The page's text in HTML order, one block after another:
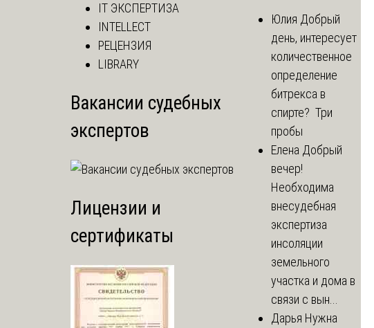
IT ЭКСПЕРТИЗА
INTELLECT
РЕЦЕНЗИЯ
LIBRARY
Вакансии судебных
экспертов
Лицензии и
сертификаты
Юлия Добрый
день, интересует
количественное
определение
битрекса в
спирте? Три
пробы
Елена Добрый
вечер!
Необходима
внесудебная
экспертиза
инсоляции
земельного
участка и дома в
связи с вын...
Дарья Нужна